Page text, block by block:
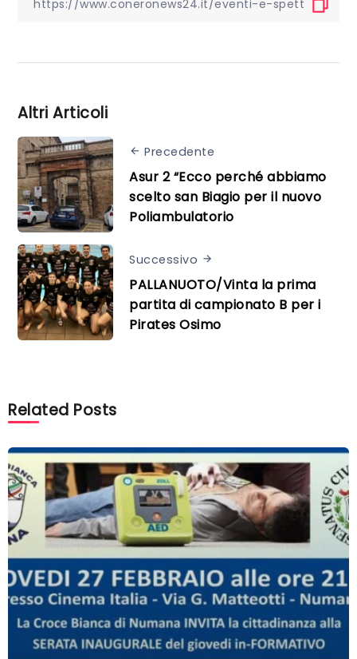
Altri Articoli
Precedente
Asur 2 “Ecco perché abbiamo
scelto san Biagio per il nuovo
Poliambulatorio
Successivo
PALLANUOTO/Vinta la prima
partita di campionato B per i
Pirates Osimo
Related Posts